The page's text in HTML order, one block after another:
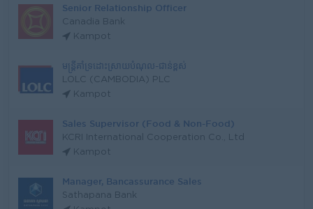
Senior Relationship Officer
Canadia Bank
Kampot
មន្រ្តីគាំទ្រដោះស្រាយបំណុល-ជាន់ខ្ពស់
LOLC (CAMBODIA) PLC
Kampot
Sales Supervisor (Food & Non-Food)
KCRI International Cooperation Co., Ltd
Kampot
Manager, Bancassurance Sales
Sathapana Bank